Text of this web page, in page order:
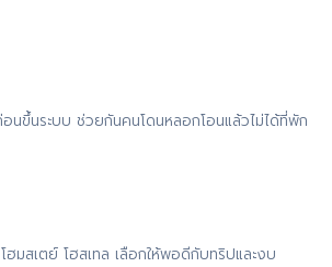
นขึ้นระบบ ช่วยกันคนโดนหลอกโอนแล้วไม่ได้ที่พัก
มสเตย์ โฮสเทล เลือกให้พอดีกับทริปและงบ